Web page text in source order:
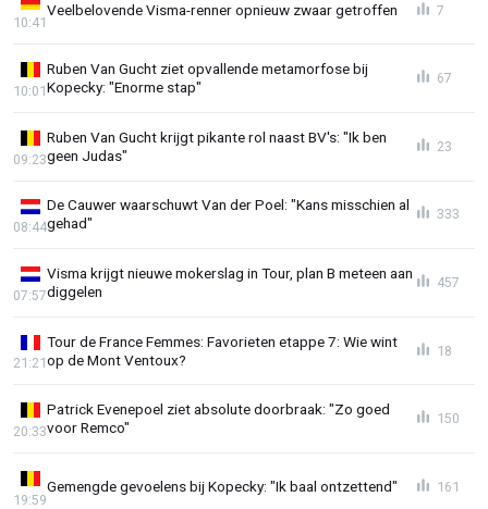
Veelbelovende Visma-renner opnieuw zwaar getroffen
10:41
7
Ruben Van Gucht ziet opvallende metamorfose bij
Kopecky: "Enorme stap"
10:01
67
Ruben Van Gucht krijgt pikante rol naast BV's: "Ik ben
geen Judas"
09:23
23
De Cauwer waarschuwt Van der Poel: "Kans misschien al
gehad"
08:44
333
Visma krijgt nieuwe mokerslag in Tour, plan B meteen aan
diggelen
07:57
457
Tour de France Femmes: Favorieten etappe 7: Wie wint
op de Mont Ventoux?
21:21
18
Patrick Evenepoel ziet absolute doorbraak: "Zo goed
voor Remco"
20:33
150
Gemengde gevoelens bij Kopecky: "Ik baal ontzettend"
19:59
161